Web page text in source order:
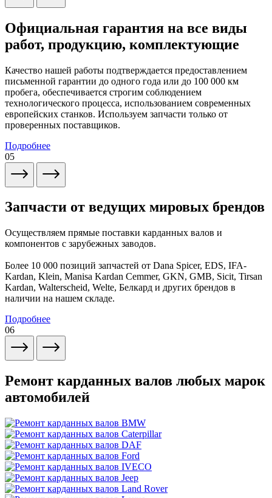
Официальная гарантия на все виды
работ, продукцию, комплектующие
Качество нашей работы подтверждается предоставлением
письменной гарантии до одного года или до 100 000 км
пробега, обеспечивается строгим соблюдением
технологического процесса, использованием современных
европейских станков. Используем запчасти только от
проверенных поставщиков.
Подробнее
05
Запчасти от ведущих мировых брендов
Осуществляем прямые поставки карданных валов и
компонентов с зарубежных заводов.
Более 10 000 позиций запчастей от Dana Spicer, EDS, IFA-
Kardan, Klein, Manisa Kardan Cemmer, GKN, GMB, Sicit, Tirsan
Kardan, Walterscheid, Welte, Белкард и других брендов в
наличии на нашем складе.
Подробнее
06
Ремонт карданных валов любых марок
автомобилей